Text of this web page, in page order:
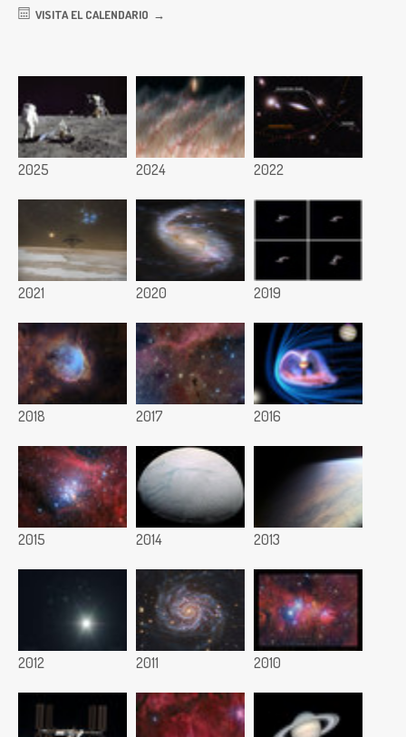
VISITA EL CALENDARIO
2025 2024 2022
2021 2020 2019
2018 2017 2016
2015 2014 2013
2012 2011 2010